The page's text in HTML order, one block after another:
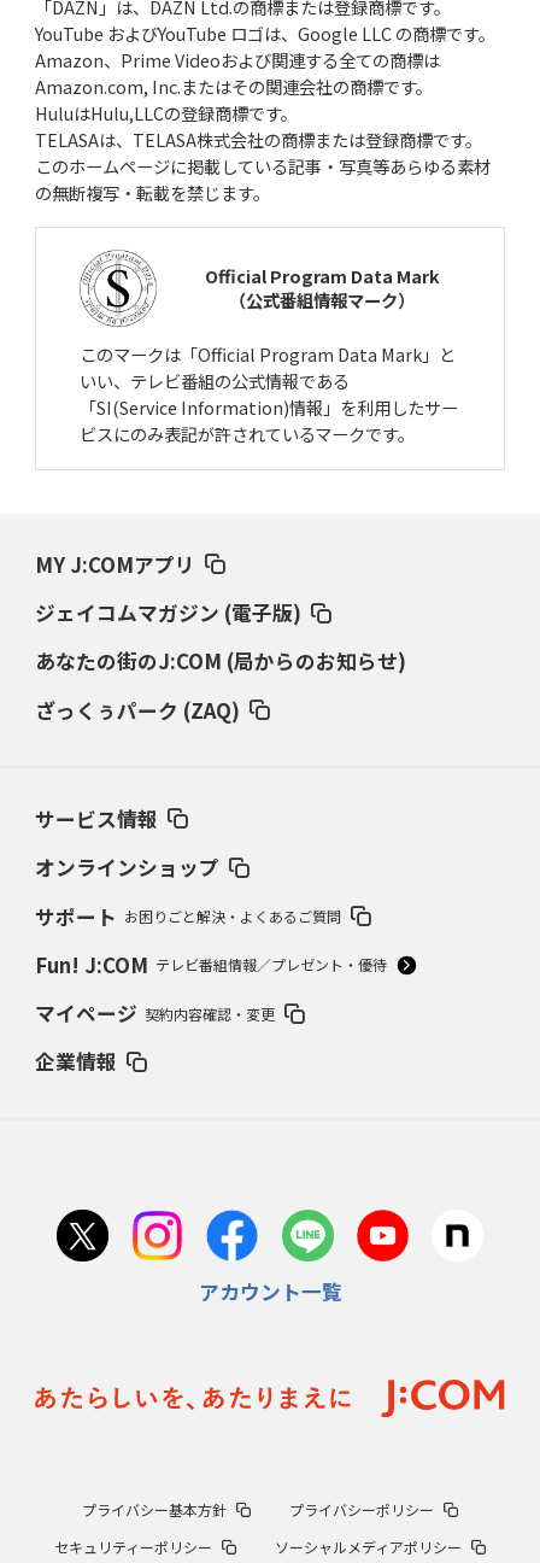
「DAZN」は、DAZN Ltd.の商標または登録商標です。
YouTube およびYouTube ロゴは、Google LLC の商標です。
Amazon、Prime Videoおよび関連する全ての商標は
Amazon.com, Inc.またはその関連会社の商標です。
HuluはHulu,LLCの登録商標です。
TELASAは、TELASA株式会社の商標または登録商標です。
このホームページに掲載している記事・写真等あらゆる素材
の無断複写・転載を禁じます。
Official Program Data Mark
（公式番組情報マーク）
このマークは「Official Program Data Mark」と
いい、テレビ番組の公式情報である
「SI(Service Information)情報」を利用したサー
ビスにのみ表記が許されているマークです。
MY J:COMアプリ
ジェイコムマガジン (電子版)
あなたの街のJ:COM (局からのお知らせ)
ざっくぅパーク (ZAQ)
サービス情報
オンラインショップ
サポート お困りごと解決・よくあるご質問
Fun! J:COM テレビ番組情報／プレゼント・優待
マイページ 契約内容確認・変更
企業情報
アカウント一覧
プライバシー基本方針
プライバシーポリシー
セキュリティーポリシー
ソーシャルメディアポリシー